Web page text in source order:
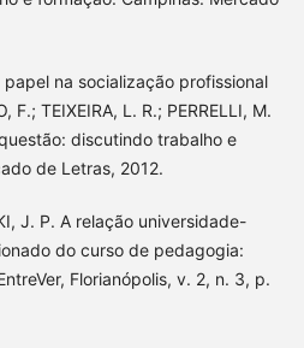
papel na socialização profissional
F.; TEIXEIRA, L. R.; PERRELLI, M.
discutindo trabalho e
de Letras, 2012.
J. P. A relação universidade-
do curso de pedagogia:
Florianópolis, v. 2, n. 3, p.